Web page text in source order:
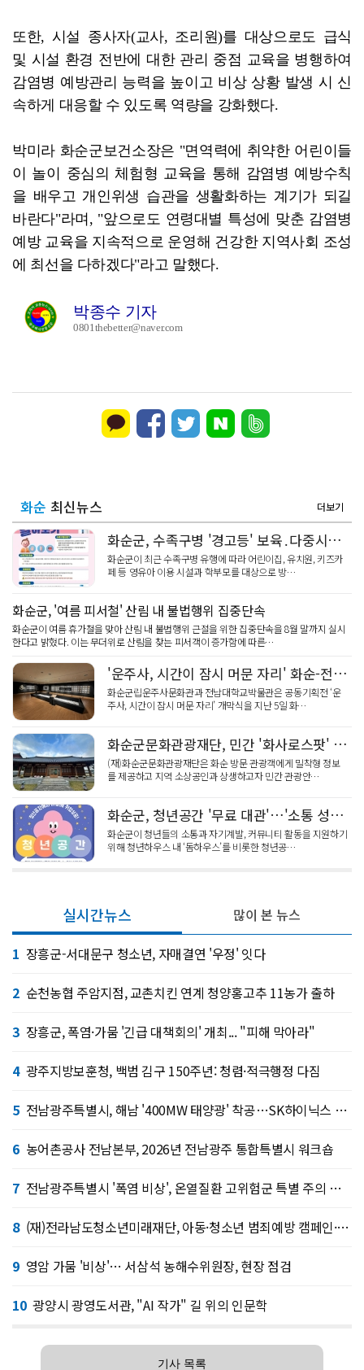
또한, 시설 종사자(교사, 조리원)를 대상으로도 급식
및 시설 환경 전반에 대한 관리 중점 교육을 병행하여
감염병 예방관리 능력을 높이고 비상 상황 발생 시 신
속하게 대응할 수 있도록 역량을 강화했다.
박미라 화순군보건소장은 "면역력에 취약한 어린이들
이 놀이 중심의 체험형 교육을 통해 감염병 예방수칙
을 배우고 개인위생 습관을 생활화하는 계기가 되길
바란다"라며, "앞으로도 연령대별 특성에 맞춘 감염병
예방 교육을 지속적으로 운영해 건강한 지역사회 조성
에 최선을 다하겠다"라고 말했다.
박종수 기자
0801thebetter@naver.com
화순 최신뉴스 더보기
화순군, 수족구병 '경고등' 보육․다중시설 방역관리 강화
화순군이 최근 수족구병 유행에 따라 어린이집, 유치원, 키즈카
페 등 영유아 이용 시설과 학부모를 대상으로 방…
화순군, '여름 피서철' 산림 내 불법행위 집중단속
화순군이 여름 휴가철을 맞아 산림 내 불법행위 근절을 위한 집중단속을 8월 말까지 실시
한다고 밝혔다. 이는 무더위로 산림을 찾는 피서객이 증가함에 따른…
'운주사, 시간이 잠시 머문 자리' 화순-전남대 박물관 공동기획전
화순군립운주사문화관과 전남대학교박물관은 공동기획전 ‘운
주사, 시간이 잠시 머문 자리’ 개막식을 지난 5일 화…
화순군문화관광재단, 민간 '화사로스팟' 모집... 내 가게가 관광안내소?
(재)화순군문화관광재단은 화순 방문 관광객에게 밀착형 정보
를 제공하고 지역 소상공인과 상생하고자 민간 관광안…
화순군, 청년공간 '무료 대관'…'소통 성장' 거점된다
화순군이 청년들의 소통과 자기계발, 커뮤니티 활동을 지원하기
위해 청년하우스 내 ‘돔하우스’를 비롯한 청년공…
실시간뉴스
1 장흥군-서대문구 청소년, 자매결연 '우정' 잇다
2 순천농협 주암지점, 교촌치킨 연계 청양홍고추 11농가 출하
3 장흥군, 폭염·가뭄 '긴급 대책회의' 개최... "피해 막아라"
4 광주지방보훈청, 백범 김구 150주년: 청렴·적극행정 다짐
5 전남광주특별시, 해남 '400MW 태양광' 착공…SK하이닉스 공급
6 농어촌공사 전남본부, 2026년 전남광주 통합특별시 워크숍
7 전남광주특별시 '폭염 비상', 온열질환 고위험군 특별 주의 당부
8 (재)전라남도청소년미래재단, 아동·청소년 범죄예방 캠페인·연합 아웃리치
9 영암 가뭄 '비상'… 서삼석 농해수위원장, 현장 점검
10 광양시 광영도서관, "AI 작가" 길 위의 인문학
많이 본 뉴스
기사 목록